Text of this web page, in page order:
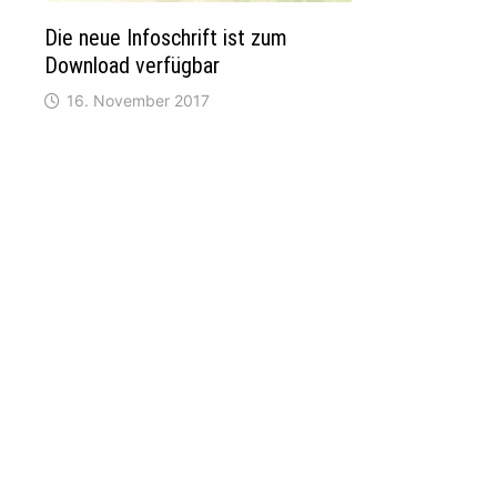
Die neue Infoschrift ist zum
Download verfügbar
16. November 2017